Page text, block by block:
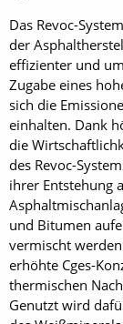
Das Revoc-
der
effizienter und
Zugabe eines
sich die
einhalten. Dank
die
des Revoc-
ihrer Entstehung
und Bitumen
vermischt
erhöhte Cges-
thermischen
Genutzt wird